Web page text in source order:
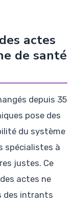
actes
de santé
depuis 35
pose des
du système
spécialistes à
justes. Ce
actes ne
des intrants